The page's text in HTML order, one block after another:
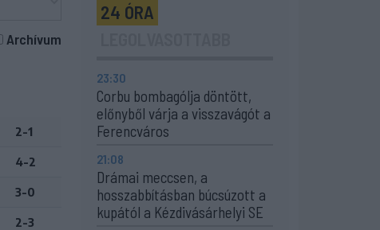
Archívum
2-1
4-2
3-0
2-3
24 ÓRA
23:30
Corbu bombagólja döntött,
előnyből várja a visszavágót a
Ferencváros
21:08
Drámai meccsen, a
hosszabbításban búcsúzott a
kupától a Kézdivásárhelyi SE